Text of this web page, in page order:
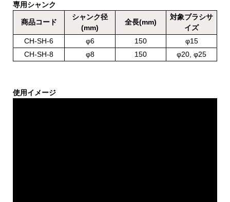
専用シャンク
商品コード
シャンク径
(mm)
全長(mm)
対象ブラシサ
イズ
CH-SH-6
φ6 150
φ15
CH-SH-8
φ8 150 φ20, φ25
使用イメージ